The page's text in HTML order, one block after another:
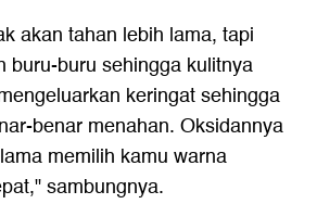
akan tahan lebih lama, tapi
buru-buru sehingga kulitnya
keringat sehingga
benar menahan. Oksidannya
memilih kamu warna
sambungnya.